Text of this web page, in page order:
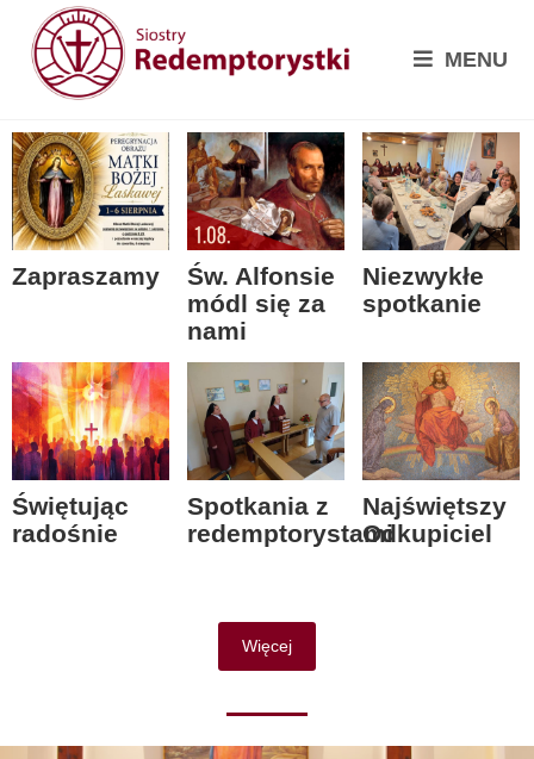
MENU
Zapraszamy
Św. Alfonsie
módl się za
nami
Niezwykłe
spotkanie
Świętując
radośnie
Spotkania z
redemptorystami
Najświętszy
Odkupiciel
Więcej